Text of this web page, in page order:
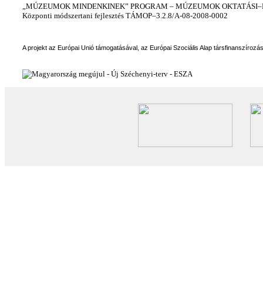
„MÚZEUMOK MINDENKINEK” PROGRAM – MÚZEUMOK
Központi módszertani fejlesztés TÁMOP–3.2.8/A-08-2008-0002
A projekt az Európai Unió támogatásával, az Európai Szociális Alap